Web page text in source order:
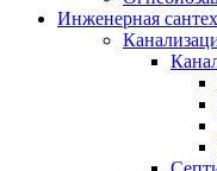
Инженерная